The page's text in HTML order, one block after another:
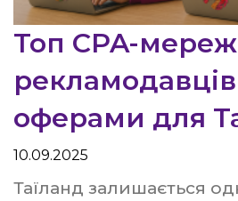
Топ CPA-мереж
оферами для
10.09.2025
Таїланд залишається